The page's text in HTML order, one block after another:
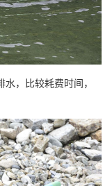
，比较耗费时间，